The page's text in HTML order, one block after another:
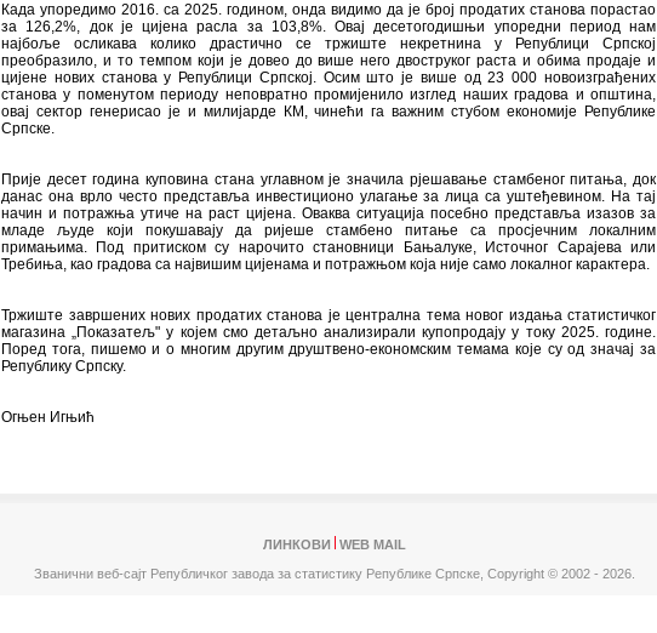
Када упоредимо 2016. са 2025. годином, онда видимо да је број продатих станова порастао
за 126,2%, док је цијена расла за 103,8%. Овај десетогодишњи упоредни период нам
најбоље осликава колико драстично се тржиште некретнина у Републици Српској
преобразило, и то темпом који је довео до више него двоструког раста и обима продаје и
цијене нових станова у Републици Српској. Осим што је више од 23 000 новоизграђених
станова у поменутом периоду неповратно промијенило изглед наших градова и општина,
овај сектор генерисао је и милијарде КМ, чинећи га важним стубом економије Републике
Српске.
Прије десет година куповина стана углавном је значила рјешавање стамбеног питања, док
данас она врло често представља инвестиционо улагање за лица са уштеђевином. На тај
начин и потражња утиче на раст цијена. Оваква ситуација посебно представља изазов за
младе људе који покушавају да ријеше стамбено питање са просјечним локалним
примањима. Под притиском су нарочито становници Бањалуке, Источног Сарајева или
Требиња, као градова са највишим цијенама и потражњом која није само локалног карактера.
Тржиште завршених нових продатих станова је централна тема новог издања статистичког
магазина „Показатељ" у којем смо детаљно анализирали купопродају у току 2025. године.
Поред тога, пишемо и о многим другим друштвено-економским темама које су од значај за
Републику Српску.
Огњен Игњић
ЛИНКОВИ
WEB MAIL
Званични веб-сајт Републичког завода за статистику Републике Српске, Copyright © 2002 - 2026.